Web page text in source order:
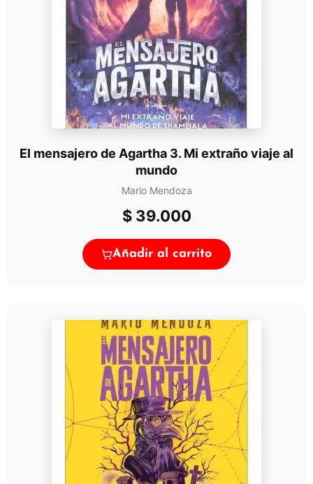
El mensajero de Agartha 3. Mi extraño viaje al
mundo
Mario Mendoza
$39.000
Añadir al carrito